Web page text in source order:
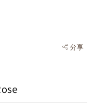
分享